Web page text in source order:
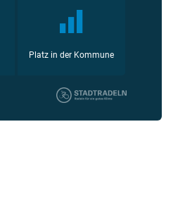
Platz in der Kommune